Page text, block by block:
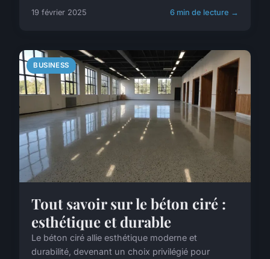
19 février 2025 6 min de lecture →
BUSINESS
Tout savoir sur le béton ciré :
esthétique et durable
Le béton ciré allie esthétique moderne et
durabilité, devenant un choix privilégié pour